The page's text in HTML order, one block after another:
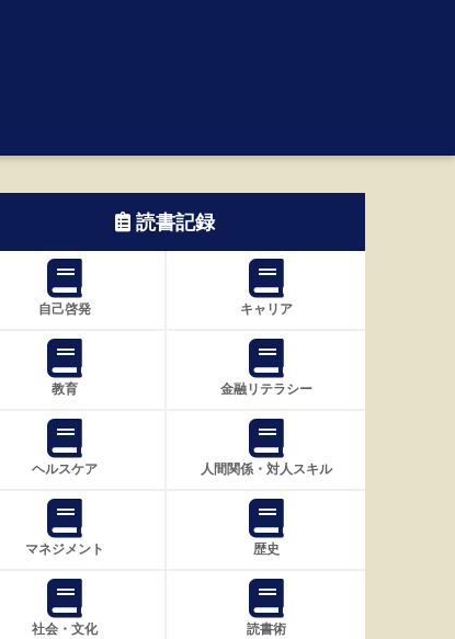
読書記録
自己啓発 キャリア
教育 金融リテラシー
ヘルスケア 人間関係・対人スキル
マネジメント 歴史
社会・文化 読書術